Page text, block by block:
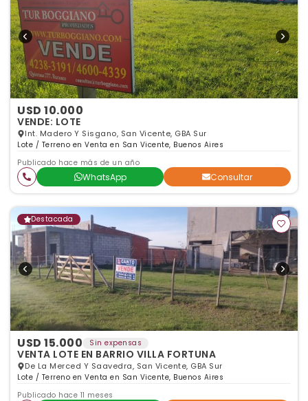
USD 10.000
VENDE: LOTE
Int. Madero Y Sisgano, San Vicente, GBA Sur
Lote / Terreno en Venta en San Vicente, Buenos Aires
Publicado hace más de un año
WhatsApp Consultar
Destacada
USD 15.000 Sin expensas
VENTA LOTE EN BARRIO VILLA FORTUNA
De La Merced Y Saavedra, San Vicente, GBA Sur
Lote / Terreno en Venta en San Vicente, Buenos Aires
Publicado hace 11 meses